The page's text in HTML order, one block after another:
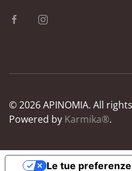
©2026APINOMIA. All
Powered by Karmika®.
Le tue